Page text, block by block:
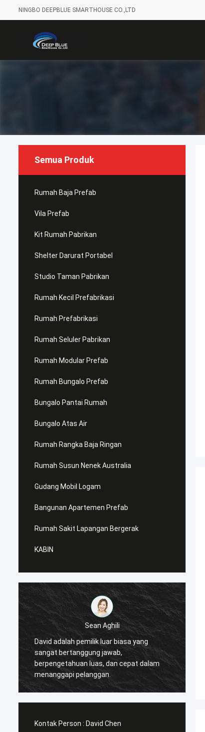
NINGBO DEEPBLUE SMARTHOUSE CO.,LTD
Semua Produk
Rumah Baja Prefab
Vila Prefab
Kit Rumah Pabrikan
Shelter Darurat Portabel
Studio Taman Pabrikan
Rumah Kecil Prefabrikasi
Rumah Prefabrikasi
Rumah Seluler Pabrikan
Rumah Modular Prefab
Rumah Bungalo Prefab
Bungalo Pantai Rumah
Bungalo Atas Air
Rumah Rangka Baja Ringan
Rumah Susun Nenek Australia
Gudang Mobil Logam
Bangunan Apartemen Prefab
Rumah Sakit Lapangan Bergerak
KABIN
Sean Aghili
David adalah pemilik luar biasa yang
sangat bertanggung jawab,
berpengetahuan luas, dan cepat dalam
menanggapi pelanggan.
Kontak Person : David Chen